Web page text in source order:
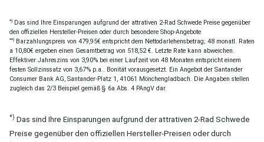
*) Das sind Ihre Einsparungen aufgrund der attrativen 2-Rad Schwede Preise gegenüber
den offiziellen Hersteller-Preisen oder durch besondere Shop-Angebote
**) Barzahlungspreis von 479,95€ entspricht dem Nettodarlehensbetrag; 48 monatl. Raten
a 10,80€ ergeben einen Gesamtbetrag von 518,52 €. Letzte Rate kann abweichen.
Effektiver Jahreszins von 3,90% bei einer Laufzeit von 48 Monaten entspricht einem
festen Sollzinssatz von 3,67% p.a.. Bonität vorausgesetzt. Ein Angebot der Santander
Consumer Bank AG, Santander-Platz 1, 41061 Mönchengladbach. Die Angaben stellen
zugleich das 2/3 Beispiel gemäß § 6a Abs. 4 PAngV dar.
*) Das sind Ihre Einsparungen aufgrund der attrativen 2-Rad Schwede
Preise gegenüber den offiziellen Hersteller-Preisen oder durch